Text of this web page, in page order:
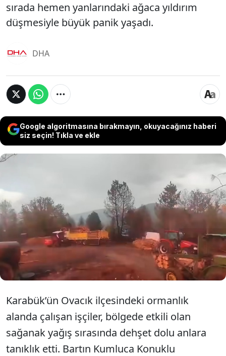
sırada hemen yanlarındaki ağaca yıldırım
düşmesiyle büyük panik yaşadı.
DHA
Google algoritmasına bırakmayın, okuyacağınız haberi
siz seçin! Tıkla ve ekle
Karabük’ün Ovacık ilçesinde ormanlık
alanda çalışan işçiler, sağanak yağışı
görüntüledikleri sırada hemen yanlarındaki
ağaca yıldırım düşmesiyle büyük panik
yaşadı.
Karabük’ün Ovacık ilçesindeki ormanlık
alanda çalışan işçiler, bölgede etkili olan
sağanak yağış sırasında dehşet dolu anlara
tanıklık etti. Bartın Kumluca Konuklu